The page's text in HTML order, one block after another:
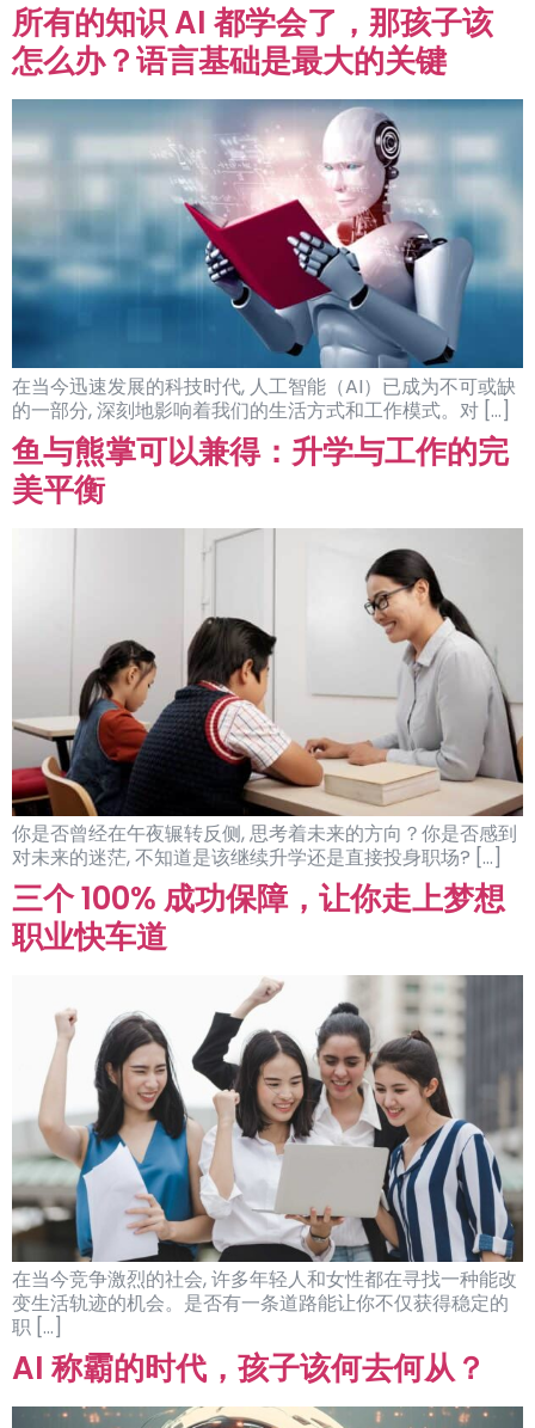
所有的知识 AI 都学会了，那孩子该
怎么办？语言基础是最大的关键
在当今迅速发展的科技时代, 人工智能（AI）已成为不可或缺
的一部分, 深刻地影响着我们的生活方式和工作模式。对 […]
鱼与熊掌可以兼得：升学与工作的完
美平衡
你是否曾经在午夜辗转反侧, 思考着未来的方向？你是否感到
对未来的迷茫, 不知道是该继续升学还是直接投身职场? […]
三个 100% 成功保障，让你走上梦想
职业快车道
在当今竞争激烈的社会, 许多年轻人和女性都在寻找一种能改
变生活轨迹的机会。是否有一条道路能让你不仅获得稳定的
职 […]
AI 称霸的时代，孩子该何去何从？